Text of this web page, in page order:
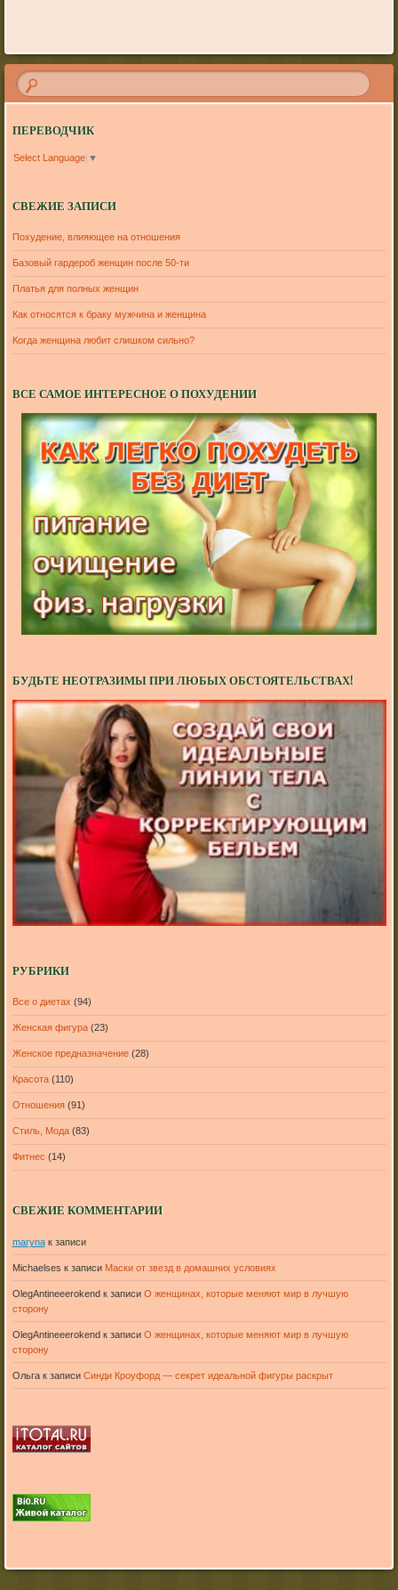
ПЕРЕВОДЧИК
Select Language ▼
СВЕЖИЕ ЗАПИСИ
Похудение, влияющее на отношения
Базовый гардероб женщин после 50-ти
Платья для полных женщин
Как относятся к браку мужчина и женщина
Когда женщина любит слишком сильно?
ВСЕ САМОЕ ИНТЕРЕСНОЕ О ПОХУДЕНИИ
БУДЬТЕ НЕОТРАЗИМЫ ПРИ ЛЮБЫХ ОБСТОЯТЕЛЬСТВАХ!
РУБРИКИ
Все о диетах (94)
Женская фигура(23)
Женское предназначение(28)
Красота(110)
Отношения(91)
Стиль, Мода(83)
Фитнес (14)
СВЕЖИЕ КОММЕНТАРИИ
marynaк записи
Michaelses к записи Маски от звезд в домашних условиях
OlegAntineeerokendк записи О женщинах, которые меняют мир в лучшую
сторону
OlegAntineeerokendк записи О женщинах, которые меняют мир в лучшую
сторону
Ольгак записи Синди Кроуфорд — секрет идеальной фигуры раскрыт